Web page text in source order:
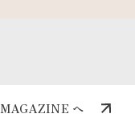
MAGAZINE へ